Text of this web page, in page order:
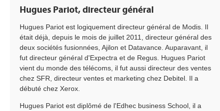
Hugues Pariot, directeur général
Hugues Pariot est logiquement directeur général de Modis. Il
était déjà, depuis le mois de juillet 2011, directeur général des
deux sociétés fusionnées, Ajilon et Datavance. Auparavant, il
fut directeur général d'Expectra et de Regus. Hugues Pariot
vient du monde des télécoms, il fut aussi directeur des ventes
chez SFR, directeur ventes et marketing chez Debitel. Il a
débuté chez Xerox.
Hugues Pariot est diplômé de l'Edhec business School, il a